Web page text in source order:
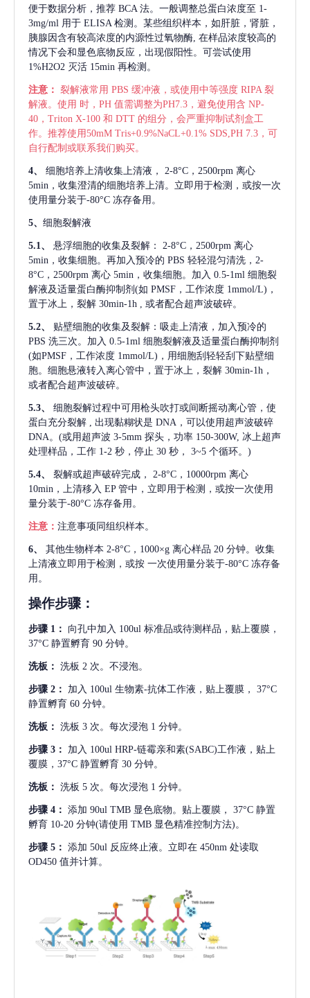
便于数据分析，推荐 BCA 法。一般调整总蛋白浓度至 1-
3mg/ml 用于 ELISA 检测。某些组织样本，如肝脏，肾脏，
胰腺因含有较高浓度的内源性过氧物酶, 在样品浓度较高的
情况下会和显色底物反应，出现假阳性。可尝试使用
1%H2O2 灭活 15min 再检测。
注意： 裂解液常用 PBS 缓冲液，或使用中等强度 RIPA 裂
解液。使用 时，PH 值需调整为PH7.3，避免使用含 NP-
40，Triton X-100 和 DTT 的组分，会严重抑制试剂盒工
作。推荐使用50mM Tris+0.9%NaCL+0.1% SDS,PH 7.3，可
自行配制或联系我们购买。
4、 细胞培养上清收集上清液，
2-8°C，2500rpm 离心
5min，收集澄清的细胞培养上清。立即用于检测，或按一次
使用量分装于-80°C 冻存备用。
5、 细胞裂解液
5.1、 悬浮细胞的收集及裂解：
2-8°C，2500rpm 离心
5min，收集细胞。再加入预冷的 PBS 轻轻混匀清洗，2-
8°C，2500rpm 离心 5min，收集细胞。加入 0.5-1ml 细胞裂
解液及适量蛋白酶抑制剂(如 PMSF，工作浓度 1mmol/L)，
置于冰上，裂解 30min-1h , 或者配合超声波破碎。
5.2、
贴壁细胞的收集及裂解：吸走上清液，加入预冷的
PBS 洗三次。加入 0.5-1ml 细胞裂解液及适量蛋白酶抑制剂
(如PMSF，工作浓度 1mmol/L)，用细胞刮轻轻刮下贴壁细
胞。细胞悬液转入离心管中，置于冰上，裂解 30min-1h，
或者配合超声波破碎。
5.3、
细胞裂解过程中可用枪头吹打或间断摇动离心管，使
蛋白充分裂解
, 出现黏糊状是 DNA，可以使用超声波破碎
DNA。(或用超声波 3-5mm 探头，功率 150-300W, 冰上超声
处理样品，工作 1-2 秒，停止 30 秒， 3~5 个循环。)
5.4、 裂解或超声破碎完成，
2-8°C，10000rpm 离心
10min，上清移入 EP 管中，立即用于检测，或按一次使用
量分装于-80°C 冻存备用。
注意： 注意事项同组织样本。
6、 其他生物样本 2-8°C，1000×g 离心样品 20 分钟。收集
上清液立即用于检测，或按 一次使用量分装于-80°C 冻存备
用。
操作步骤：
步骤 1： 向孔中加入 100ul 标准品或待测样品，贴上覆膜，
37°C 静置孵育 90 分钟。
洗板： 洗板 2 次。不浸泡。
步骤 2： 加入 100ul 生物素-抗体工作液，贴上覆膜， 37°C
静置孵育 60 分钟。
洗板： 洗板 3 次。每次浸泡 1 分钟。
步骤 3： 加入 100ul HRP-链霉亲和素(SABC)工作液，贴上
覆膜，37°C 静置孵育 30 分钟。
洗板： 洗板 5 次。每次浸泡 1 分钟。
步骤 4： 添加 90ul TMB 显色底物。贴上覆膜， 37°C 静置
孵育 10-20 分钟(请使用 TMB 显色精准控制方法)。
步骤 5： 添加 50ul 反应终止液。立即在 450nm 处读取
OD450 值并计算。